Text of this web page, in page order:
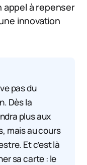
appel à repenser
innovation
pas du
Dès la
plus aux
mais au cours
Et c’est là
sa carte : le